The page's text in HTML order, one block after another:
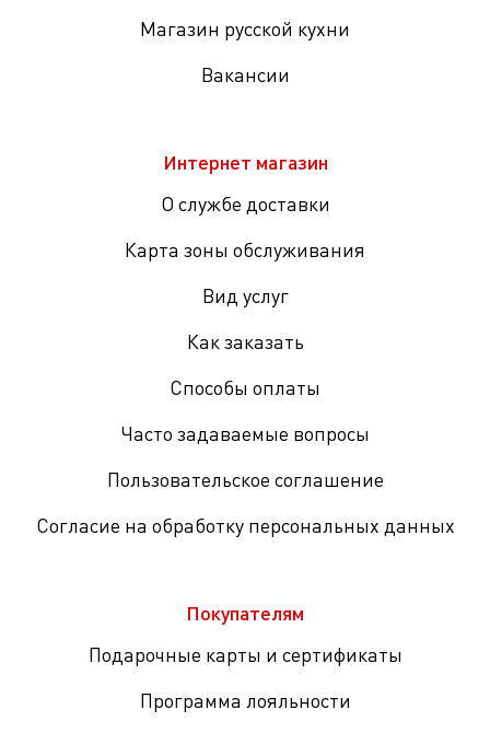
Магазин русской кухни
Вакансии
Интернет магазин
О службе доставки
Карта зоны обслуживания
Вид услуг
Как заказать
Способы оплаты
Часто задаваемые вопросы
Пользовательское соглашение
Согласие на обработку персональных данных
Покупателям
Подарочные карты и сертификаты
Программа лояльности